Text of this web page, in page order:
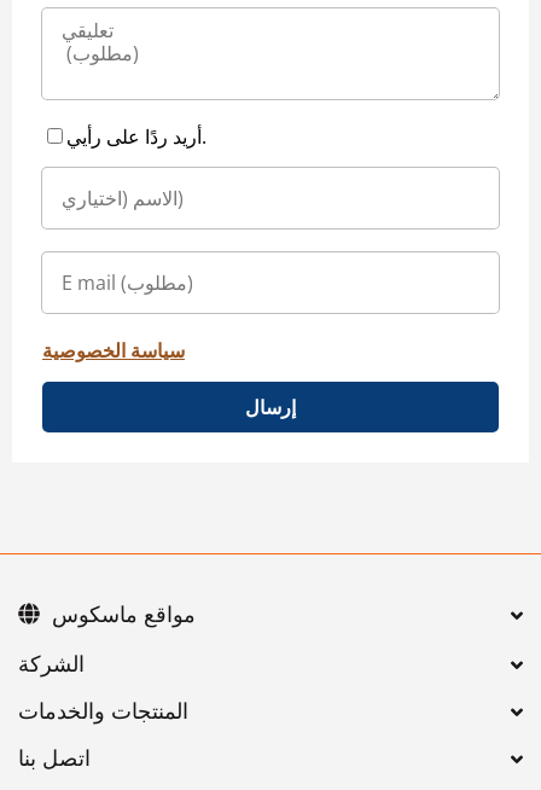
أريد ردًا على رأيي.
سياسة الخصوصية
إرسال
اتصل بنا
مواقع ماسكوس